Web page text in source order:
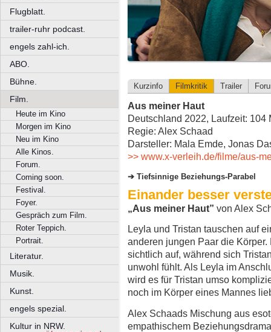
Flugblatt.
trailer-ruhr podcast.
engels zahl-ich.
ABO.
Bühne.
Film.
Heute im Kino
Morgen im Kino
Neu im Kino
Alle Kinos.
Forum.
Coming soon.
Festival.
Foyer.
Gespräch zum Film.
Roter Teppich.
Portrait.
Literatur.
Musik.
Kunst.
engels spezial.
Kultur in NRW.
Kurzinfo Filmkritik Trailer
Aus meiner Haut
Deutschland 2022, Laufzeit: 104
Regie: Alex Schaad
Darsteller: Mala Emde, Jonas
>> www.x-verleih.de/filme/aus-
Tiefsinnige Beziehungs-Parabel
Einander besser
„Aus meiner Haut” von Alex
Leyla und Tristan tauschen auf
anderen jungen Paar die
sichtlich auf, während sich
unwohl fühlt. Als Leyla im
wird es für Tristan umso
noch im Körper eines Mannes
Alex Schaads Mischung aus
empathischem